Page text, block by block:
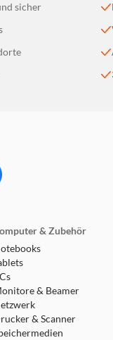
Li-Ionen-Akku.
sicher
& Zubehör
& Beamer
& Scanner